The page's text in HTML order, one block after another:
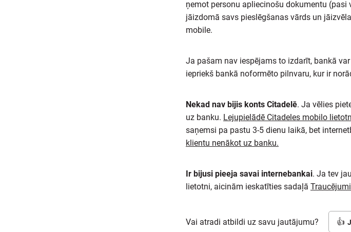
ņemot personu apliecinošu dokumentu
jāizdomā savs pieslēgšanas vārds un
mobile.
Ja pašam nav iespējams to izdarīt, bankā
iepriekš bankā noformēto pilnvaru, kur ir
Nekad nav bijis konts Citadelē. Ja vēlies
uz banku. Lejupielādē Citadeles mobilo
saņemsi pa pastu 3-5 dienu laikā, bet
klientu nenākot uz banku.
Ir bijusi pieeja savai internebankai. Ja tev
lietotni, aicinām ieskatīties sadaļā
Vai atradi atbildi uz savu jautājumu?